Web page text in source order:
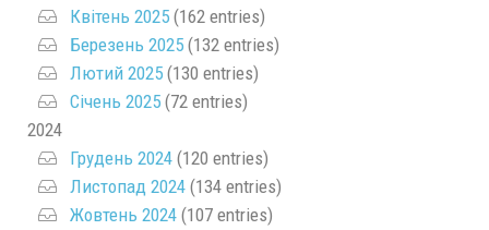
Квітень 2025 (162 entries)
Березень 2025 (132 entries)
Лютий 2025 (130 entries)
Січень 2025 (72 entries)
2024
Грудень 2024 (120 entries)
Листопад 2024 (134 entries)
Жовтень 2024 (107 entries)